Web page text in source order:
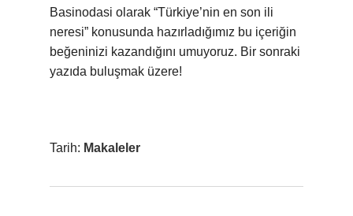
Basinodasi olarak “Türkiye’nin en son ili
neresi” konusunda hazırladığımız bu içeriğin
beğeninizi kazandığını umuyoruz. Bir sonraki
yazıda buluşmak üzere!
Tarih: Makaleler